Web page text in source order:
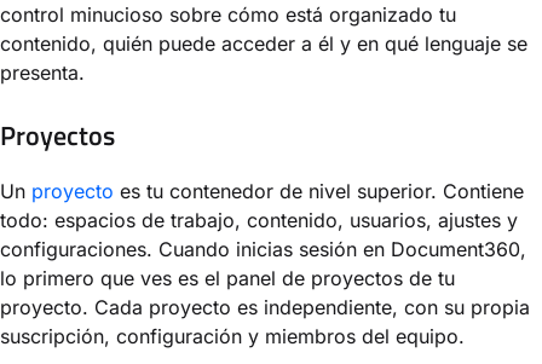
control minucioso sobre cómo está organizado tu
contenido, quién puede acceder a él y en qué lenguaje se
presenta.
Proyectos
Un proyecto es tu contenedor de nivel superior. Contiene
todo: espacios de trabajo, contenido, usuarios, ajustes y
configuraciones. Cuando inicias sesión en Document360,
lo primero que ves es el panel de proyectos de tu
proyecto. Cada proyecto es independiente, con su propia
suscripción, configuración y miembros del equipo.